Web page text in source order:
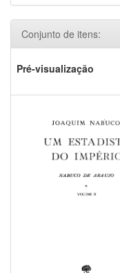
Conjunto de itens:
Pré-visualização